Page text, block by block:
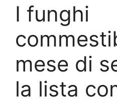
I funghi
mese di
la lista